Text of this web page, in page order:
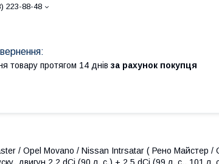
223-88-48
товару протягом 14 днів за рахунок покупця
/ Opel Movano / Nissan Intrsatar ( Рено Майстер /